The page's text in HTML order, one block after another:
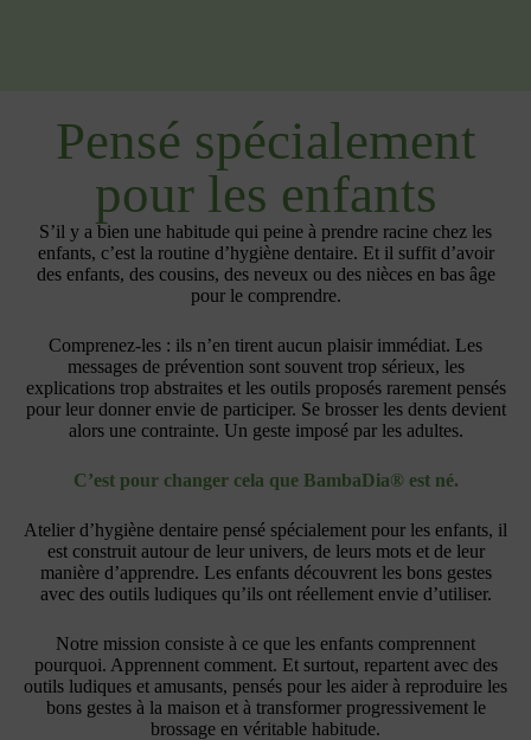
Pensé spécialement
pour les enfants
S’il y a bien une habitude qui peine à prendre racine chez les
enfants, c’est la routine d’hygiène dentaire. Et il suffit d’avoir
des enfants, des cousins, des neveux ou des nièces en bas âge
pour le comprendre.
Comprenez-les : ils n’en tirent aucun plaisir immédiat. Les
messages de prévention sont souvent trop sérieux, les
explications trop abstraites et les outils proposés rarement pensés
pour leur donner envie de participer. Se brosser les dents devient
alors une contrainte. Un geste imposé par les adultes.
C’est pour changer cela que BambaDia® est né.
Atelier d’hygiène dentaire pensé spécialement pour les enfants, il
est construit autour de leur univers, de leurs mots et de leur
manière d’apprendre. Les enfants découvrent les bons gestes
avec des outils ludiques qu’ils ont réellement envie d’utiliser.
Notre mission consiste à ce que les enfants comprennent
pourquoi. Apprennent comment. Et surtout, repartent avec des
outils ludiques et amusants, pensés pour les aider à reproduire les
bons gestes à la maison et à transformer progressivement le
brossage en véritable habitude.